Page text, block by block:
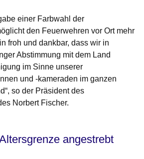
einer Farbwahl der
den Feuerwehren vor Ort mehr
froh und dankbar, dass wir in
Abstimmung mit dem Land
im Sinne unserer
und -kameraden im ganzen
so der Präsident des
Norbert Fischer.
angestrebt